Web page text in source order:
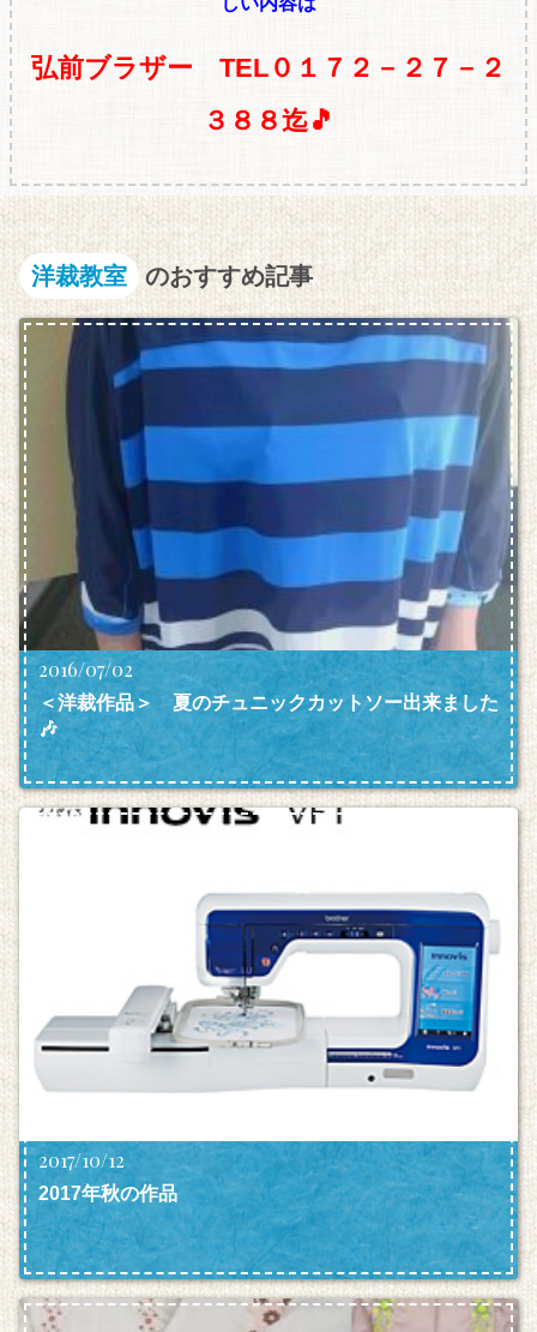
弘前ブラザー TEL０１７２－２７－２
３８８迄🎵
洋裁教室 のおすすめ記事
2016/07/02
＜洋裁作品＞ 夏のチュニックカットソー出来ました
🎶
2017/10/12
2017年秋の作品